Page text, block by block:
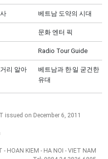
베트남 도약의 시대
문화 엔터 픽
Radio Tour Guide
리 알아
베트남과 한‧일 굳건한
유대
issued on December 6, 2011
- HOAN KIEM - HA NOI - VIET NAM